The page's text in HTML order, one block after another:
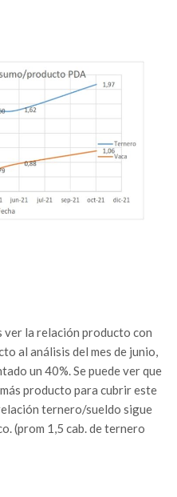
ver la relación producto con
al análisis del mes de junio,
un 40%. Se puede ver que
producto para cubrir este
ternero/sueldo sigue
(prom 1,5 cab. de ternero